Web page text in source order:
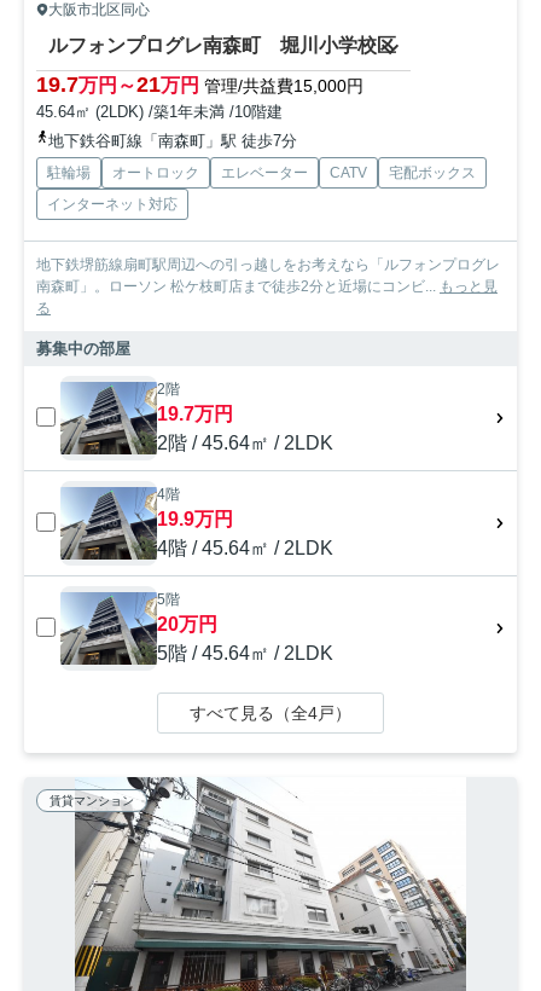
大阪市北区同心
ルフォンプログレ南森町 堀川小学校区
19.7万円～21万円 管理/共益費15,000円
45.64㎡ (2LDK) /築1年未満 /10階建
地下鉄谷町線「南森町」駅 徒歩7分
駐輪場 オートロック エレベーター CATV
宅配ボックス
インターネット対応
地下鉄堺筋線扇町駅周辺への引っ越しをお考えなら「ルフォンプログレ
南森町」。ローソン 松ケ枝町店まで徒歩2分と近場にコンビ... もっと見
る
募集中の部屋
2階
19.7万円
2階 / 45.64㎡ / 2LDK
4階
19.9万円
4階 / 45.64㎡ / 2LDK
5階
20万円
5階 / 45.64㎡ / 2LDK
すべて見る（全4戸）
賃貸マンション